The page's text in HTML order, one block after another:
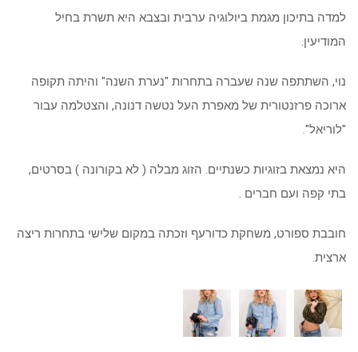
למדה בתיכון מגמת ביולוגיה ערבית ובצבא היא תשרת בחיל
המודיעין.
נוי, השתתפה שנה שעברה בתחרות "נערת השנה" והיתה תקופה
ארוכה פרזנטורית של מאפרת העל נטשה דנונה, והצטלמה עבור
"לוריאל".
היא נמצאת בזוגיות כשנתיים. הזוג מבלה ( לא בקורונה ) בסרטים,
בתי קפה ועם חברים .
חובבת ספורט, משחקת כדורעף וזכתה במקום שלישי בתחרות ריצה
ארצית.